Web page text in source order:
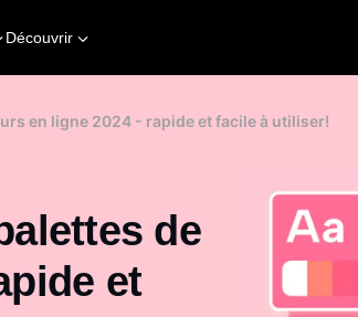
Découvrir
en ligne 2024 - rapide et facile à utiliser!
de
et